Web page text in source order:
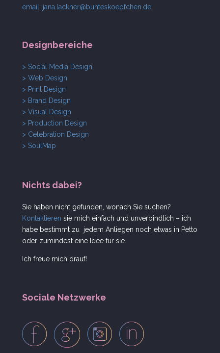
email: jana.lackner@bunteskoepfchen.de
Designbereiche
> Social Media Design
> Web Design
> Print Design
> Brand Design
> Visual Design
> Production Design
> Celebration Design
> SoulMap
Nichts dabei?
Sie haben nicht gefunden, wonach Sie suchen?
Kontaktieren sie mich einfach und unverbindlich – ich
habe bestimmt zu jedem Anliegen noch etwas in Petto
oder zumindest eine Idee für sie.
Ich freue mich drauf!
Sociale Netzwerke